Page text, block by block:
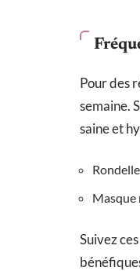
Pour des
semaine.
saine et
Masque
Suivez